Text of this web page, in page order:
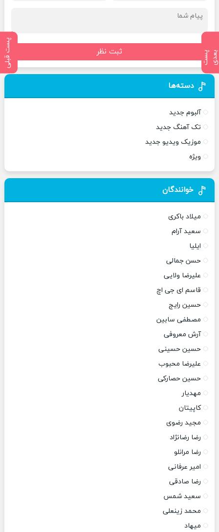
پ
س
ت
ب
ع
د ی پست قبلی ثبت نظر
دسته‌ها
آلبوم جدید
تک آهنگ جدید
موزیک ویدیو جدید
ویژه
خوانندگان
میلاد باکری
سعید آرام
ایلیا
حسن جمالی
علیرضا ولایی
قاسم ای جی اچ
حسین رایج
مصطفی سابین
آرش معروفی
حسین حسینی
علیرضا محبوب
حسین حصارکی
مهدیار
کاپیتان
مجید رضوی
رضا رضانژاد
رضا مرانلو
امیر عرفانی
رضا صادقی
سعید شمس
محمد زینعلی
میهاد